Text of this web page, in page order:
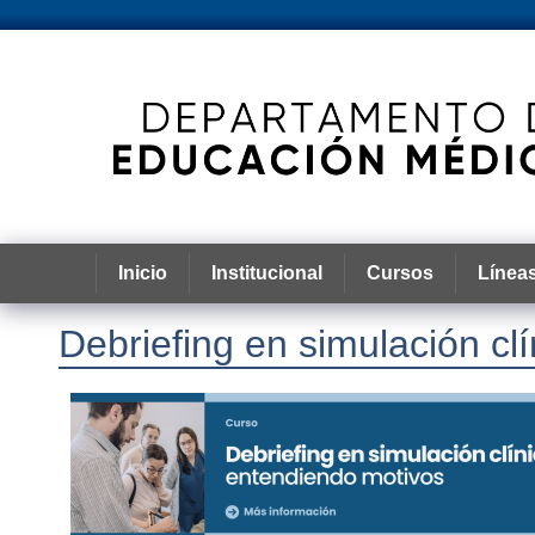
Inicio Institucional Cursos
Debriefing en simulación